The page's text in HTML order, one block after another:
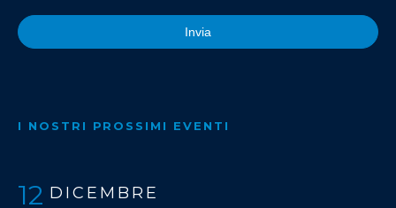
Invia
I NOSTRI PROSSIMI EVENTI
12 DICEMBRE